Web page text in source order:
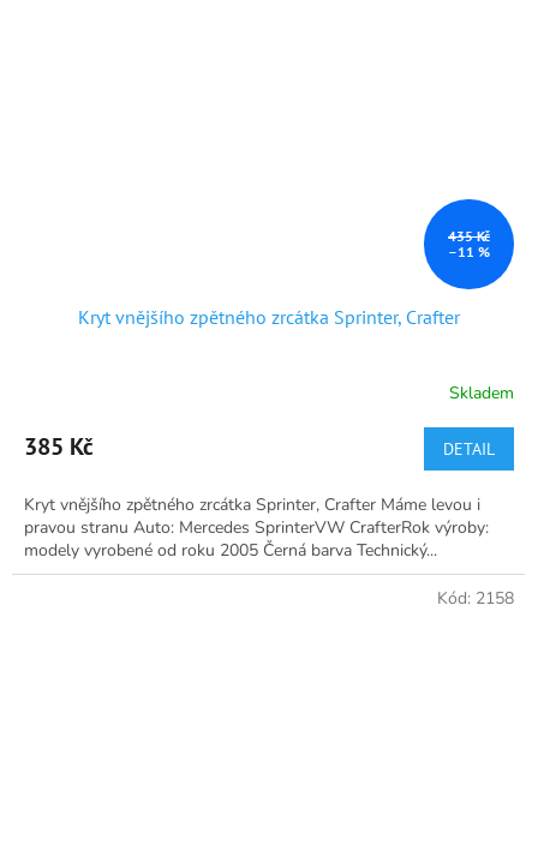
435 Kč
–11 %
Kryt vnějšího zpětného zrcátka Sprinter, Crafter
produktu
z
5
hvězdiček.
Skladem
385 Kč DETAIL
Kryt vnějšího zpětného zrcátka Sprinter, Crafter Máme levou i
pravou stranu Auto: Mercedes SprinterVW CrafterRok výroby:
modely vyrobené od roku 2005 Černá barva Technický...
Kód: 2158